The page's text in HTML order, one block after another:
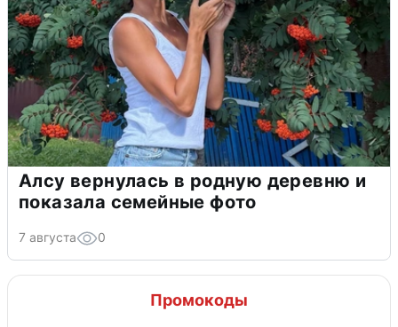
Алсу вернулась в родную деревню и
показала семейные фото
7 августа 0
Промокоды